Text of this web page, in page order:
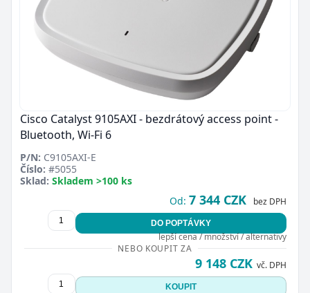
Cisco Catalyst 9105AXI - bezdrátový access point -
Bluetooth, Wi-Fi 6
P/N: C9105AXI-E
Číslo: #5055
Sklad: Skladem >100 ks
Od: 7 344 CZK bez DPH
DO POPTÁVKY
lepší cena / množství / alternativy
NEBO KOUPIT ZA
9 148 CZK vč. DPH
KOUPIT